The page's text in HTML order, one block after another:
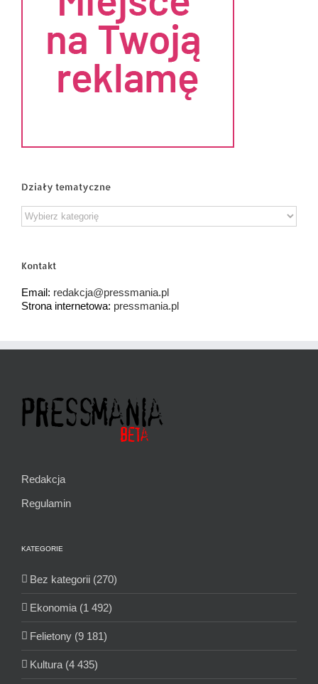
Działy tematyczne
Działy
tematyczne
Kontakt
Email: redakcja@pressmania.pl
Strona internetowa: pressmania.pl
Redakcja
Regulamin
KATEGORIE
Bez kategorii (270)
Ekonomia (1 492)
Felietony (9 181)
Kultura (4 435)